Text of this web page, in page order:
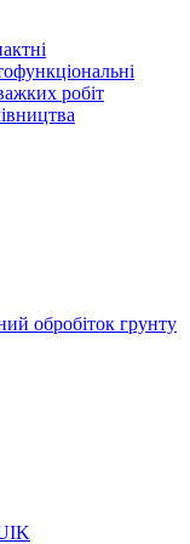
робіт
обробіток грунту